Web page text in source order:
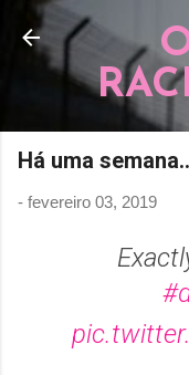
Pular
Há uma
- fevereiro 03, 2019